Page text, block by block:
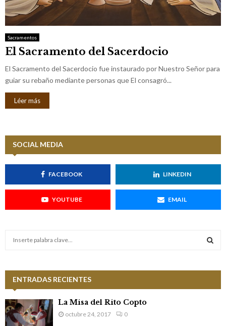
E
N
U
Sacramentos
El Sacramento del Sacerdocio
El Sacramento del Sacerdocio fue instaurado por Nuestro Señor para
guiar su rebaño mediante personas que El consagró...
Léer más
SOCIAL MEDIA
FACEBOOK LINKEDIN
YOUTUBE EMAIL
h
f
o
r
ENTRADAS RECIENTES
La Misa del Rito Copto
octubre 24, 2017 0